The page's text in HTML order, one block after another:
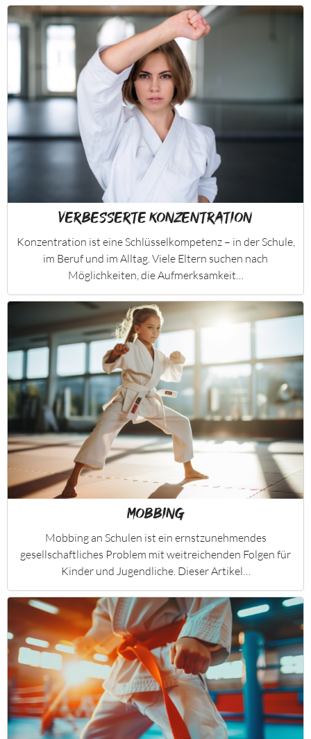
Verbesserte Konzentration
Konzentration ist eine Schlüsselkompetenz – in der Schule,
im Beruf und im Alltag. Viele Eltern suchen nach
Möglichkeiten, die Aufmerksamkeit…
Mobbing
Mobbing an Schulen ist ein ernstzunehmendes
gesellschaftliches Problem mit weitreichenden Folgen für
Kinder und Jugendliche. Dieser Artikel…